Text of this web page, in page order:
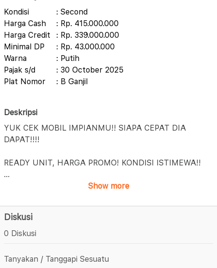
Kondisi
: Second
Harga Cash
: Rp. 415.000.000
Harga Credit
: Rp. 339.000.000
Minimal DP
: Rp. 43.000.000
Warna
: Putih
Pajak s/d
: 30 October 2025
Plat Nomor
: B Ganjil
Deskripsi
YUK CEK MOBIL IMPIANMU!! SIAPA CEPAT DIA
DAPAT!!!!
READY UNIT, HARGA PROMO! KONDISI ISTIMEWA!!
...
Show more
Diskusi
0 Diskusi
Tanyakan / Tanggapi Sesuatu